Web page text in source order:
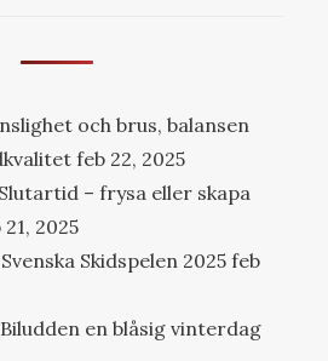
och brus, balansen
feb 22, 2025
– frysa eller skapa
2025
Skidspelen 2025 feb
en blåsig vinterdag